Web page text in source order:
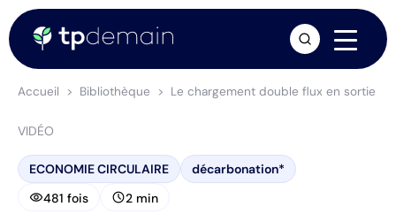
Accueil Bibliothèque Le chargement double flux en sortie
VIDÉO
ECONOMIE CIRCULAIRE décarbonation*
visibility481 fois schedule2 min
arrow_forward